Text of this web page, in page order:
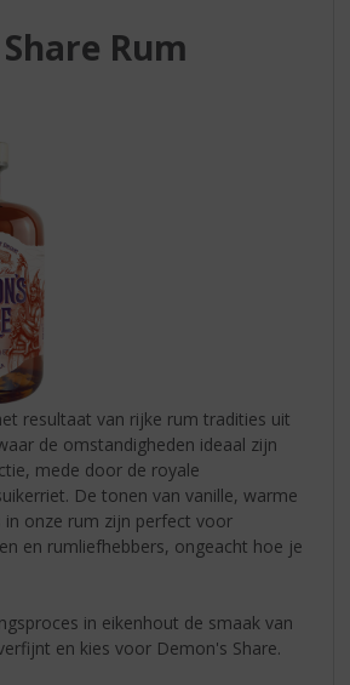
Rum
resultaat van rijke rum tradities uit
de omstandigheden ideaal zijn
mede door de royale
De tonen van vanille, warme
in onze rum zijn perfect voor
en rumliefhebbers, ongeacht hoe je
in eikenhout de smaak van
en kies voor Demon's Share.